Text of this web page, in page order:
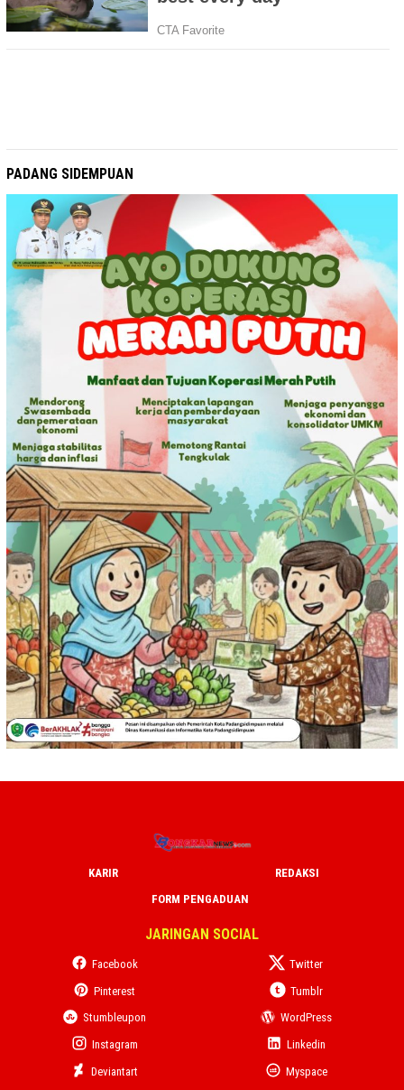
PADANG SIDEMPUAN
KARIR
REDAKSI
FORM PENGADUAN
JARINGAN SOCIAL
Facebook
Twitter
Pinterest
Tumblr
Stumbleupon
WordPress
Instagram
Linkedin
Deviantart
Myspace